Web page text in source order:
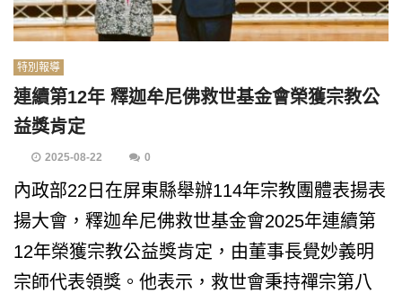
特別報導
連續第12年 釋迦牟尼佛救世基金會榮獲宗教公
益獎肯定
2025-08-22 0
內政部22日在屏東縣舉辦114年宗教團體表揚表
揚大會，釋迦牟尼佛救世基金會2025年連續第
12年榮獲宗教公益獎肯定，由董事長覺妙義明
宗師代表領獎。他表示，救世會秉持禪宗第八